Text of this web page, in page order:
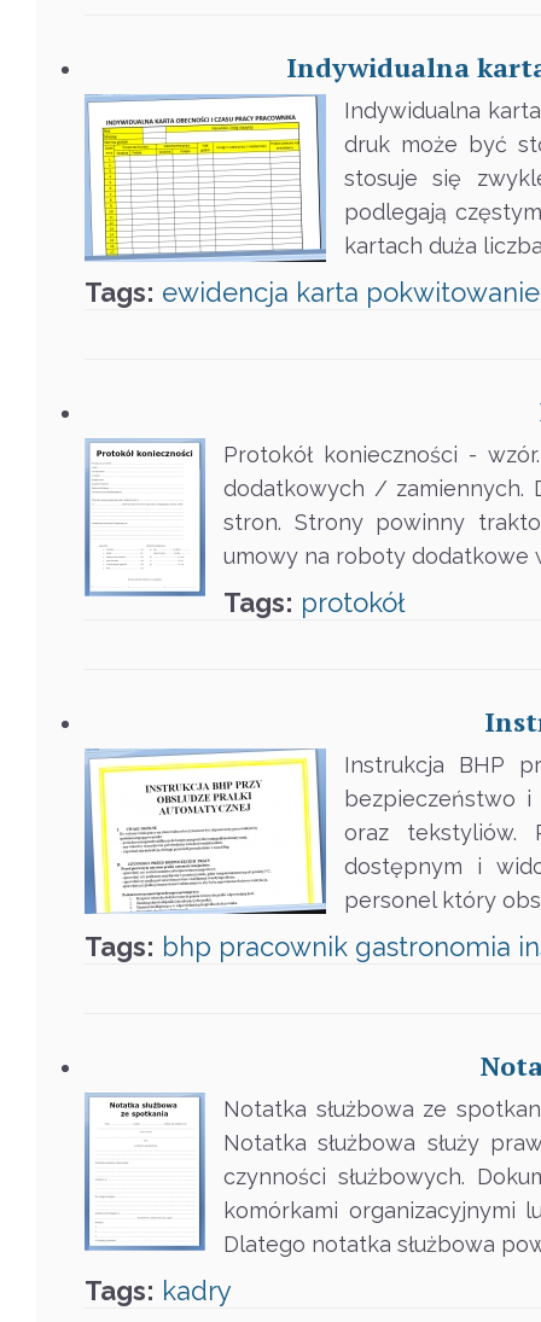
Indywidualna
Indywidualna
druk może być
stosuje się
podlegają
kartach duża
Tags: ewidencja karta pokwitowanie
Protokół konieczności -
dodatkowych / zamiennych.
stron. Strony powinny
umowy na roboty dodatkowe
Tags: protokół
Instrukcja BHP
bezpieczeństwo
oraz tekstyliów.
dostępnym i
personel który
Tags: bhp pracownik gastronomia
Notatka służbowa ze
Notatka służbowa służy
czynności służbowych.
komórkami organizacyjnymi
Dlatego notatka służbowa
Tags: kadry